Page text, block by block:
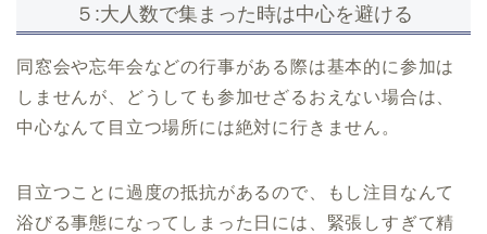
５:大人数で集まった時は中心を避ける
同窓会や忘年会などの行事がある際は基本的に参加は
しませんが、どうしても参加せざるおえない場合は、
中心なんて目立つ場所には絶対に行きません。
目立つことに過度の抵抗があるので、もし注目なんて
浴びる事態になってしまった日には、緊張しすぎて精